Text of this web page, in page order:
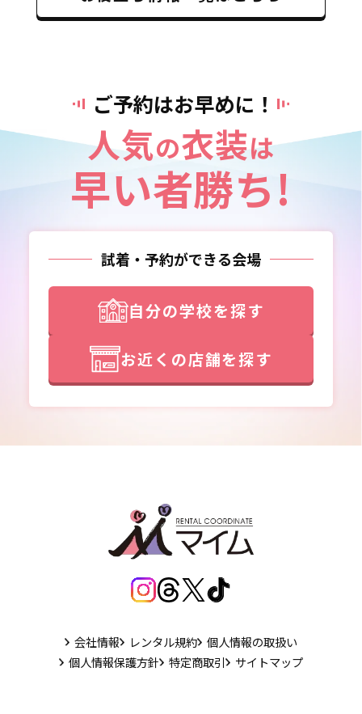
ご予約はお早めに！
人気の衣装は
早い者勝ち!
試着・予約ができる会場
自分の学校を探す
お近くの店舗を探す
会社情報 レンタル規約 個人情報の取扱い
個人情報保護方針 特定商取引 サイトマップ